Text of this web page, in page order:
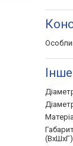
Інше
(ВхШхГ)